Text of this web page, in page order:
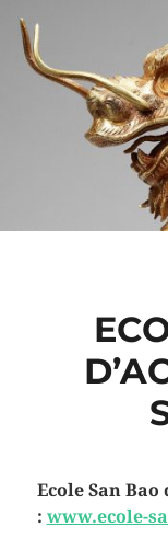
Ecole San
: www.ecole-